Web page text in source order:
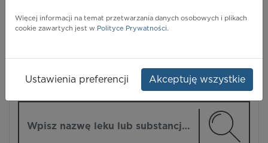
Więcej informacji na temat przetwarzania danych osobowych i plikach
cookie zawartych jest w Polityce Prywatności.
Ustawienia preferencji Akceptuję wszystkie